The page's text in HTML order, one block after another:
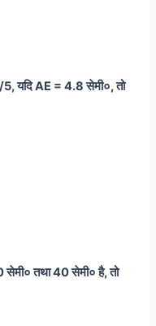
यदि AE = 4.8 सेमी०, तो
सेमी० तथा 40 सेमी० है, तो